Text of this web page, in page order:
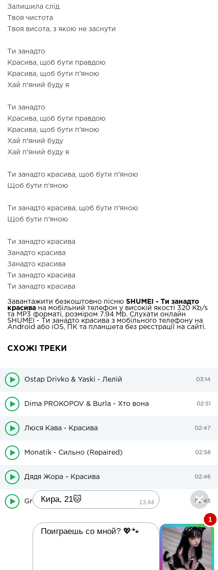
Залишила слід
Твоя чистота
Твоя висота, з якою не заснути
Ти занадто
Красива, щоб бути правдою
Красива, щоб бути п'яною
Хай п'яний буду я
Ти занадто
Красива, щоб бути правдою
Красива, щоб бути п'яною
Хай п'яний буду
Хай п'яний буду я
Ти занадто красива, щоб бути п'яною
Щоб бути п'яною
Ти занадто красива, щоб бути п'яною
Щоб бути п'яною
Ти занадто красива
Занадто красива
Занадто красива
Ти занадто красива
Ти занадто красива
Завантажити безкоштовно пісню SHUMEI - Ти занадто
красива на мобільний телефон у високій якості 320 Kb/s
та MP3 форматі, розміром 7.94 Mb. Слухати онлайн
SHUMEI - Ти занадто красива з мобільного телефону на
Android або iOS, ПК та планшета без реєстрації на сайті.
СХОЖІ ТРЕКИ
Ostap Drivko & Yaski - Лелій 03:14
Dima PROKOPOV & Burla - Хто вона 02:51
Люся Кава - Красива 02:47
Monatik - Сильно (Repaired) 02:58
Дядя Жора – Красива 02:46
Grohotsky - Я божевільний 02:45
Кира, 21🐱 13:44
Поиграешь со мной? 💖🐾 1